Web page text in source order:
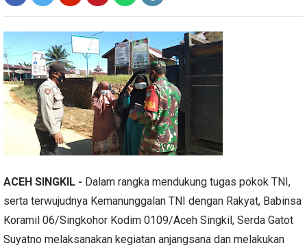
ACEH SINGKIL - Dalam rangka mendukung tugas pokok TNI,
serta terwujudnya Kemanunggalan TNI dengan Rakyat, Babinsa
Koramil 06/Singkohor Kodim 0109/Aceh Singkil, Serda Gatot
Suyatno melaksanakan kegiatan anjangsana dan melakukan